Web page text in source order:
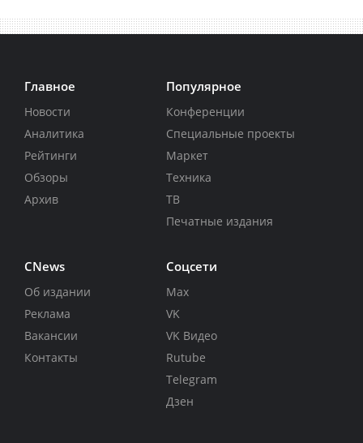
Главное
Новости
Аналитика
Рейтинги
Обзоры
Архив
Популярное
Конференции
Специальные проекты
Маркет
Техника
ТВ
Печатные издания
CNews
Об издании
Реклама
Вакансии
Контакты
Соцсети
Max
VK
VK Видео
Rutube
Telegram
Дзен